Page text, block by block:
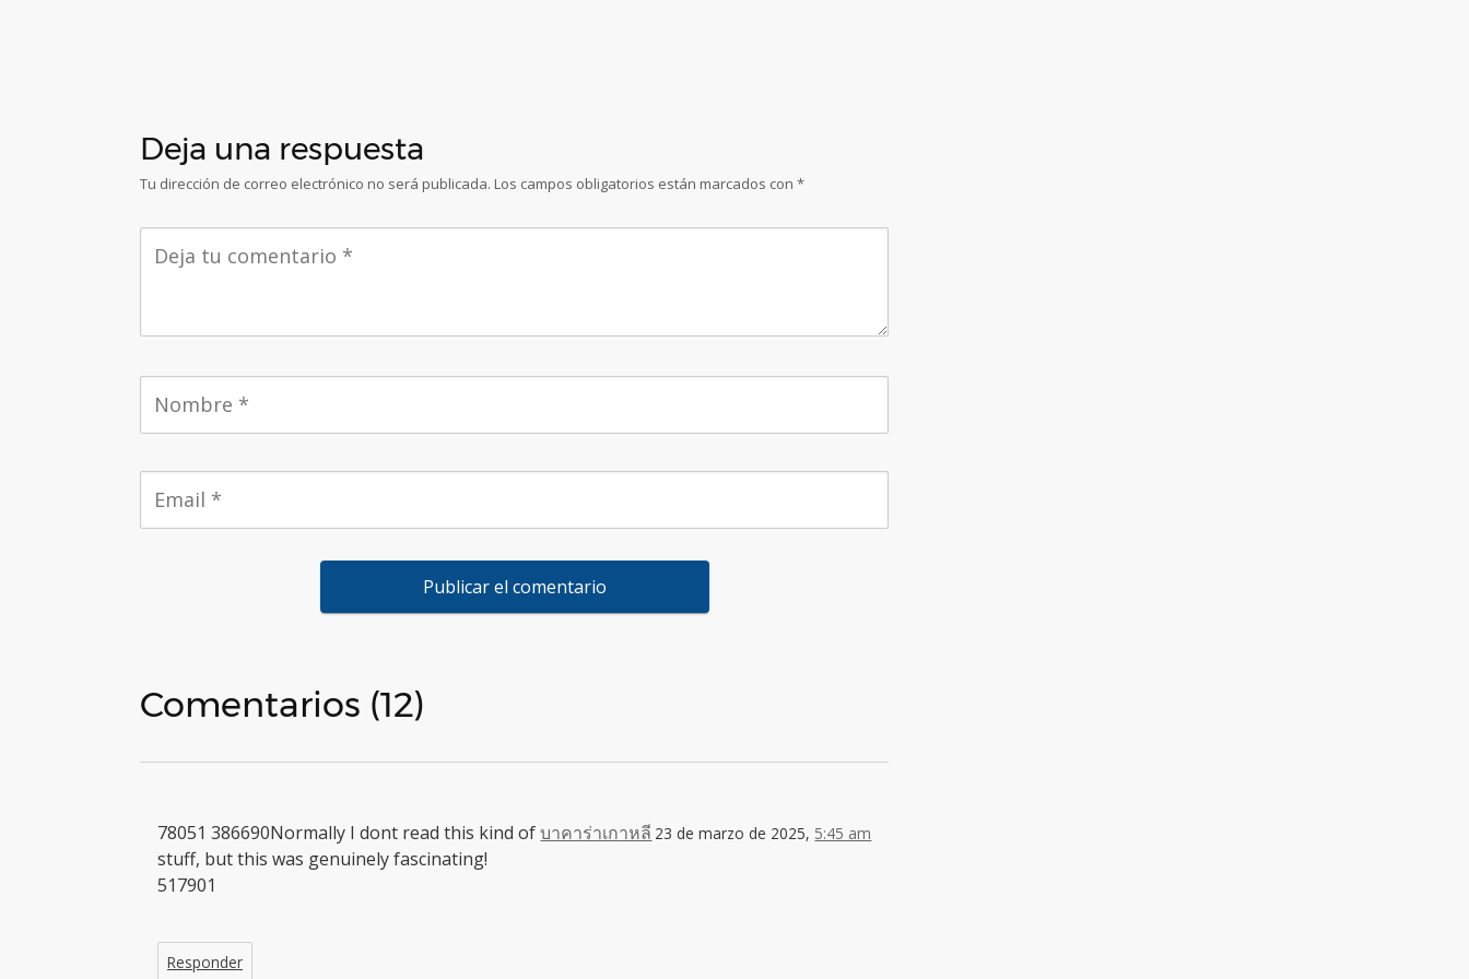
Deja una respuesta
Tu dirección de correo electrónico no será publicada. Los campos obligatorios están marcados con *
Comentarios (12)
บาคาร่าเกาหลี 23 de marzo de 2025, 5:45 am
78051 386690Normally I dont read this kind of
stuff, but this was genuinely fascinating!
517901
Responder